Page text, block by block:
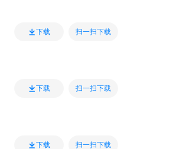
下载 扫一扫下载
下载 扫一扫下载
下载 扫一扫下载